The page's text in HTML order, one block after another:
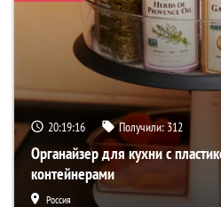
20:19:15 Получили: 312
Органайзер для кухни с
контейнерами
Россия